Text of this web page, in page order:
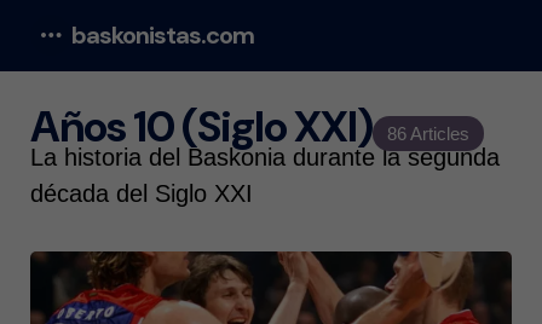
baskonistas.com
86 Articles
Años 10 (Siglo XXI)
La historia del Baskonia durante la segunda
década del Siglo XXI